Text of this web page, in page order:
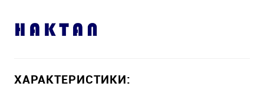
ХАРАКТЕРИСТИКИ: